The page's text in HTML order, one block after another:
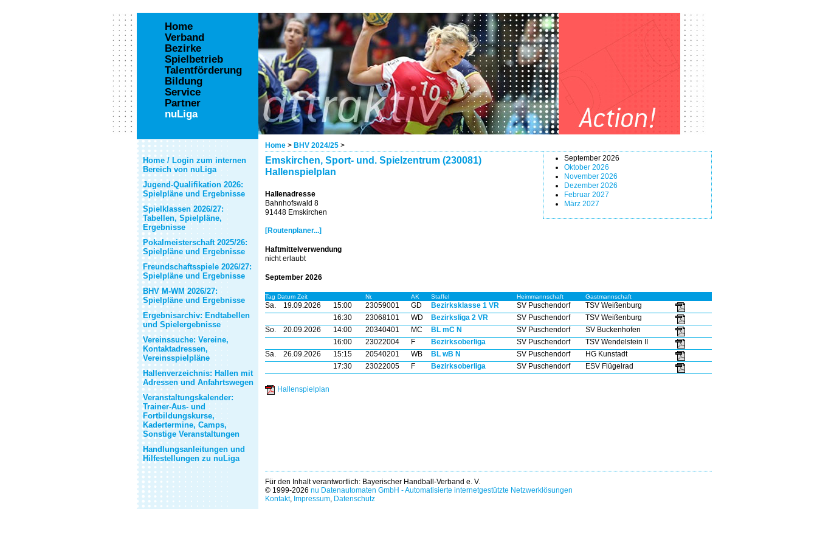
Home > BHV 2024/25 >
Home
Verband
Bezirke
Spielbetrieb
Talentförderung
Bildung
Service
Partner
nuLiga
Home / Login zum internen
Bereich von nuLiga
Jugend-Qualifikation 2026:
Spielpläne und Ergebnisse
Spielklassen 2026/27:
Tabellen, Spielpläne,
Ergebnisse
Pokalmeisterschaft 2025/26:
Spielpläne und Ergebnisse
Freundschaftsspiele 2026/27:
Spielpläne und Ergebnisse
BHV M-WM 2026/27:
Spielpläne und Ergebnisse
Ergebnisarchiv: Endtabellen
und Spielergebnisse
Vereinssuche: Vereine,
Kontaktadressen,
Vereinsspielpläne
Hallenverzeichnis: Hallen mit
Adressen und Anfahrtswegen
Veranstaltungskalender:
Trainer-Aus- und
Fortbildungskurse,
Kadertermine, Camps,
Sonstige Veranstaltungen
Handlungsanleitungen und
Hilfestellungen zu nuLiga
Emskirchen, Sport- und. Spielzentrum (230081)
Hallenspielplan
Hallenadresse
Bahnhofswald 8
91448 Emskirchen
[Routenplaner...]
Haftmittelverwendung
nicht erlaubt
September 2026
Oktober 2026
November 2026
Dezember 2026
Februar 2027
März 2027
September 2026
Tag Datum Zeit Nr. AK Staffel Heimmannschaft Gastmannschaft
Sa. 19.09.2026 15:00 23059001 GD Bezirksklasse 1 VR SV Puschendorf
TSV Weißenburg
16:30
23068101 WD Bezirksliga 2 VR SV Puschendorf
TSV Weißenburg
So.
20.09.2026 14:00 20340401 MC BL mC N SV Puschendorf
SV Buckenhofen
16:00
23022004 F Bezirksoberliga SV Puschendorf
TSV Wendelstein II
Sa.
26.09.2026 15:15 20540201 WB BL wB N SV Puschendorf
HG Kunstadt
17:30
23022005 F Bezirksoberliga SV Puschendorf ESV Flügelrad
Hallenspielplan
Für den Inhalt verantwortlich: Bayerischer Handball-Verband e. V.
© 1999-2026 nu Datenautomaten GmbH - Automatisierte internetgestützte Netzwerklösungen
Kontakt, Impressum, Datenschutz